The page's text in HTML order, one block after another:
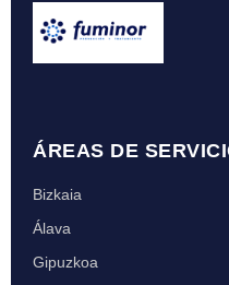
ÁREAS DE
Bizkaia
Álava
Gipuzkoa